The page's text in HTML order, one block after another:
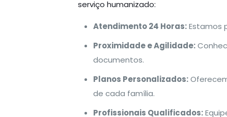
serviço humanizado:
Atendimento 24 Horas:Estamos
Proximidade e Agilidade:
documentos.
Planos Personalizados:
de cada família.
Profissionais Qualificados: